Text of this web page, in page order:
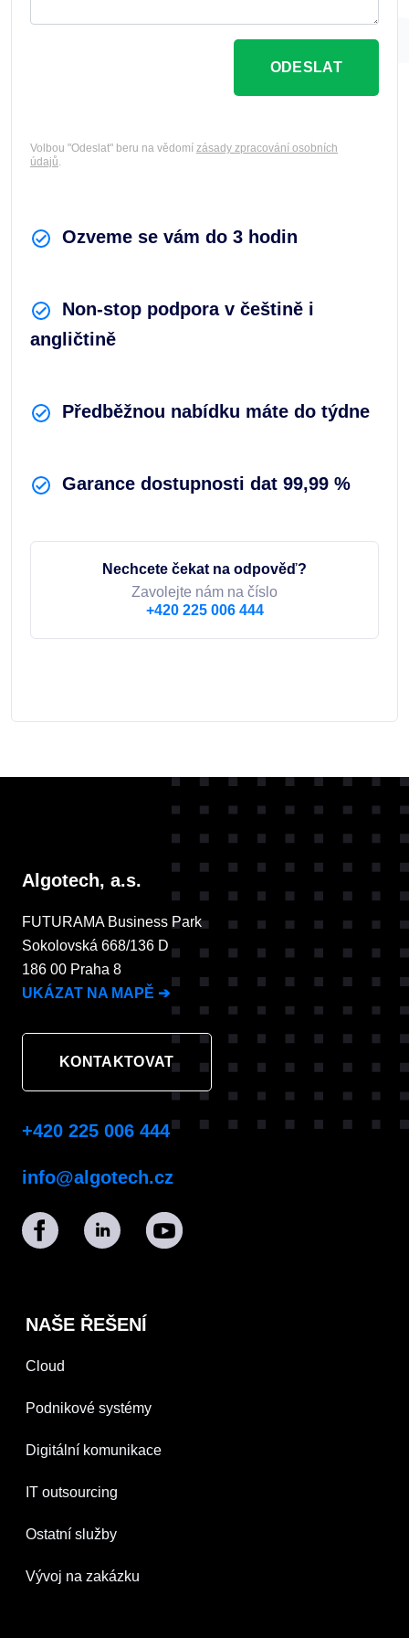
Ozveme se vám do 3 hodin
Non-stop podpora v češtině i
angličtině
Předběžnou nabídku máte do týdne
Garance dostupnosti dat 99,99 %
Nechcete čekat na odpověď?
Zavolejte nám na číslo
+420 225 006 444
ODESLAT
Volbou "Odeslat" beru na vědomí zásady zpracování osobních
údajů.
Algotech, a.s.
FUTURAMA Business Park
Sokolovská 668/136 D
186 00 Praha 8
UKÁZAT NA MAPĚ ➔
KONTAKTOVAT
+420 225 006 444
info@algotech.cz
NAŠE ŘEŠENÍ
Cloud
Podnikové systémy
Digitální komunikace
IT outsourcing
Ostatní služby
Vývoj na zakázku